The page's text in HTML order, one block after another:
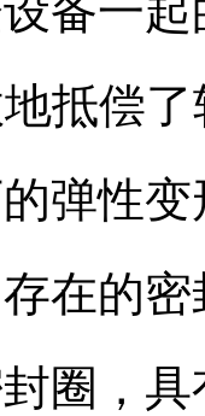
备一
抵偿了
弹性
在的
圈，